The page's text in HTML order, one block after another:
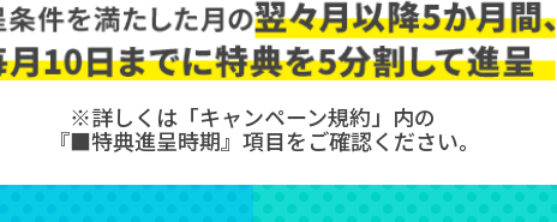
※詳しくは「キャンペーン規約」内の
『■特典進呈時期』項目をご確認ください。